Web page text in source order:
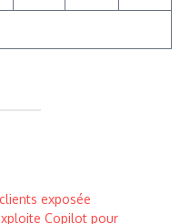
exposée
Copilot pour